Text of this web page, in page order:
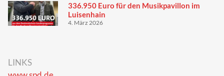
336.950 Euro für den Musikpavillon im
Luisenhain
4. März 2026
LINKS